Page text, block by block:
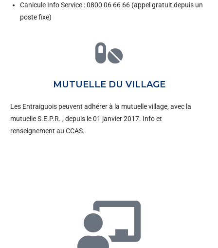
Canicule Info Service : 0800 06 66 66 (appel gratuit depuis un
poste fixe)
MUTUELLE DU VILLAGE
Les Entraiguois peuvent adhérer à la mutuelle village, avec la
mutuelle S.E.P.R. , depuis le 01 janvier 2017. Info et
renseignement au CCAS.